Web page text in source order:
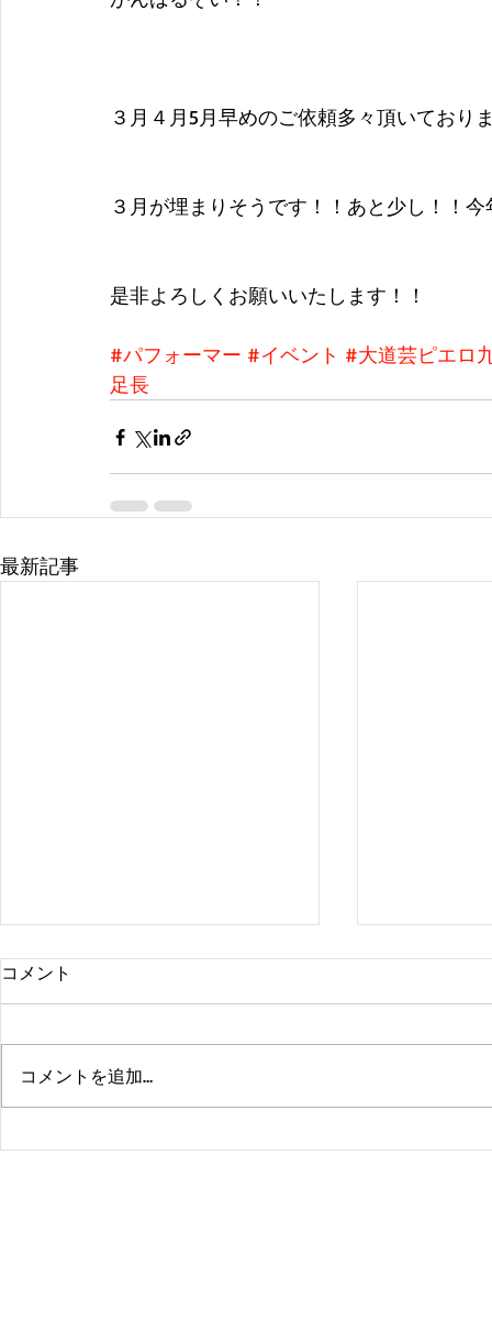
３月４月5月早めのご依頼多々頂いており
３月が埋まりそうです！！あと少し！！
是非よろしくお願いいたします！！
#パフォーマー #イベント #大道芸ピエロ
足長
最新記事
コメント
コメントを追加…